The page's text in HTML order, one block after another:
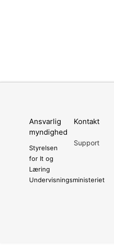
Ansvarlig
myndighed
Styrelsen
for It og
Læring
Undervisningsministeriet
Kontakt
Support